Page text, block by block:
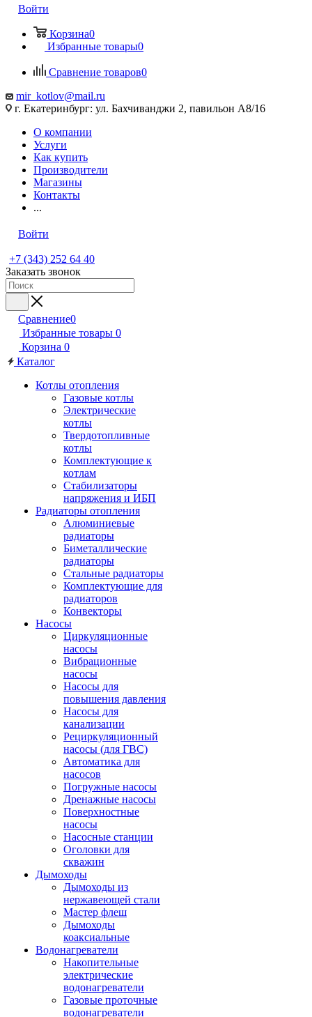
Войти
Корзина0
Избранные товары0
Сравнение товаров0
mir_kotlov@mail.ru
г. Екатеринбург: ул. Бахчиванджи 2, павильон А8/16
О компании
Услуги
Как купить
Производители
Магазины
Контакты
...
Войти
+7 (343) 252 64 40
Заказать звонок
Сравнение0
Избранные товары 0
Корзина 0
Каталог
Котлы отопления
Газовые котлы
Электрические
котлы
Твердотопливные
котлы
Комплектующие к
котлам
Стабилизаторы
напряжения и ИБП
Радиаторы отопления
Алюминиевые
радиаторы
Биметаллические
радиаторы
Стальные радиаторы
Комплектующие для
радиаторов
Конвекторы
Насосы
Циркуляционные
насосы
Вибрационные
насосы
Насосы для
повышения давления
Насосы для
канализации
Рециркуляционный
насосы (для ГВС)
Автоматика для
насосов
Погружные насосы
Дренажные насосы
Поверхностные
насосы
Насосные станции
Оголовки для
скважин
Дымоходы
Дымоходы из
нержавеющей стали
Мастер флеш
Дымоходы
коаксиальные
Водонагреватели
Накопительные
электрические
водонагреватели
Газовые проточные
водонагреватели